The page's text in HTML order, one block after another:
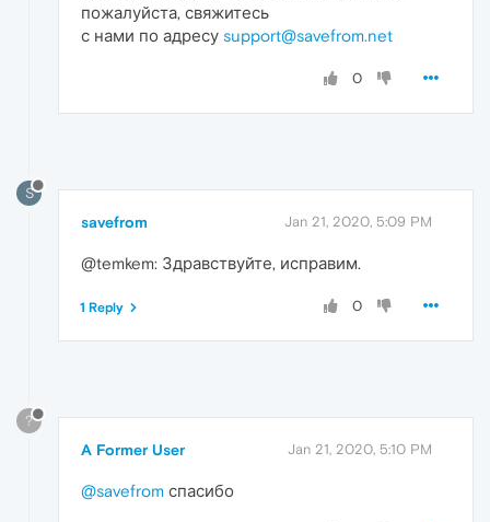
пожалуйста, свяжитесь
с нами по адресу support@savefrom.net
0
S
savefrom Jan 21, 2020, 5:09 PM
@temkem: Здравствуйте, исправим.
0
1 Reply
?
A Former User Jan 21, 2020, 5:10 PM
@savefrom спасибо